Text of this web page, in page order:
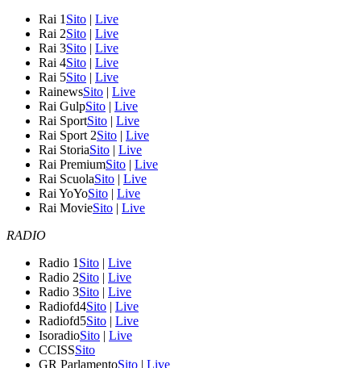
Rai 1 Sito | Live
Rai 2Sito | Live
Rai 3Sito | Live
Rai 4Sito | Live
Rai 5Sito | Live
RainewsSito | Live
Rai GulpSito | Live
Rai SportSito | Live
Rai Sport 2Sito | Live
Rai StoriaSito | Live
Rai PremiumSito | Live
Rai ScuolaSito | Live
Rai YoYoSito | Live
Rai MovieSito | Live
RADIO
Radio 1 Sito | Live
Radio 2Sito | Live
Radio 3Sito | Live
Radiofd4Sito | Live
Radiofd5Sito | Live
IsoradioSito | Live
CCISSSito
GR ParlamentoSito | Live